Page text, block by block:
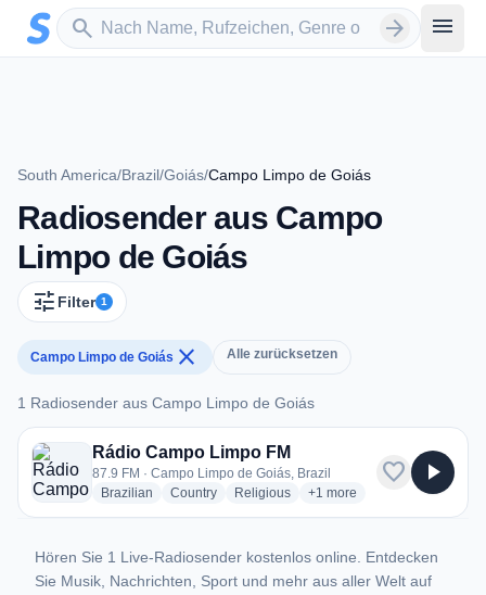
Zum Hauptinhalt springen
search
Sender suchen arrow_forward menu
South America/Brazil/Goiás/Campo Limpo de Goiás
Radiosender aus Campo
Limpo de Goiás
tune Filter 1
Campo Limpo de Goiás close Alle zurücksetzen
1 Radiosender aus Campo Limpo de Goiás
1 Radiosender aus Campo Limpo de Goiás
Rádio Campo Limpo FM
87.9 FM · Campo Limpo de Goiás, Brazil
Brazilian radio stations
Countryradio stations
Religiousradio stations
+1 more genres for Rádio
more
favorite play_arrow
Hören Sie 1 Live-Radiosender kostenlos online. Entdecken
Sie Musik, Nachrichten, Sport und mehr aus aller Welt auf